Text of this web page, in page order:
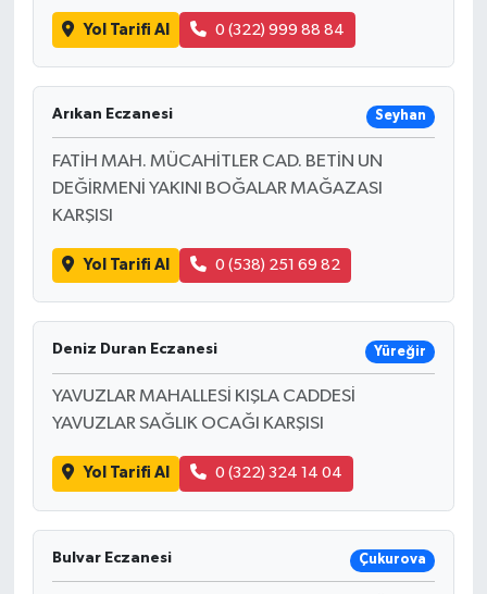
Yol Tarifi Al 0 (322) 999 88 84
Arıkan Eczanesi Seyhan
FATİH MAH. MÜCAHİTLER CAD. BETİN UN
DEĞİRMENİ YAKINI BOĞALAR MAĞAZASI
KARŞISI
Yol Tarifi Al 0 (538) 251 69 82
Deniz Duran Eczanesi Yüreğir
YAVUZLAR MAHALLESİ KIŞLA CADDESİ
YAVUZLAR SAĞLIK OCAĞI KARŞISI
Yol Tarifi Al 0 (322) 324 14 04
Bulvar Eczanesi Çukurova